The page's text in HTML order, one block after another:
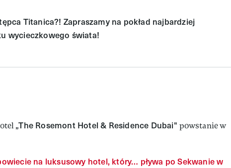
Titanica?! Zapraszamy na pokład najbardziej
wycieczkowego świata!
„The Rosemont Hotel & Residence Dubai" powstanie w
na luksusowy hotel, który… pływa po Sekwanie w